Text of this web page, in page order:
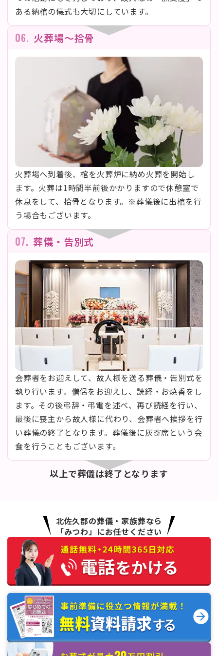
ある納棺の儀式も大切にしています。
06. 火葬場〜拾骨
火葬場へ到着後、棺を火葬炉に納め火葬を開始し
ます。火葬は1時間半前後かかりますので休憩室で
休息をして、拾骨となります。※葬儀後に出棺を行
う場合もございます。
07. 葬儀・告別式
会葬者をお迎えして、故人様を送る葬儀・告別式を
執り行います。僧侶をお迎えし、読経・お焼香をし
ます。その後弔辞・弔電を述べ、再び読経を行い、
最後に喪主から故人様に代わり、会葬者へ挨拶を行
い葬儀の終了となります。葬儀後に灰寄席という会
食を行うこともございます。
以上で葬儀は終了となります
北佐久郡の葬儀・家族葬なら
「みつわ」にお任せください